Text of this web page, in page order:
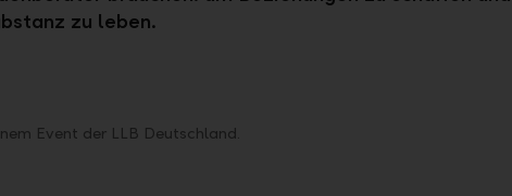
zu leben.
Event der LLB Deutschland.